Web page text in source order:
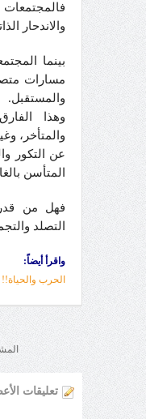
والاندحار
بينما
مسارات
والمستقبل.
وهذا
والمتأخر،
عن التكور
المتأسن
فهل من
التصلد
واقرأ أيضاً:
الحرب والحياة!!
تعليقات